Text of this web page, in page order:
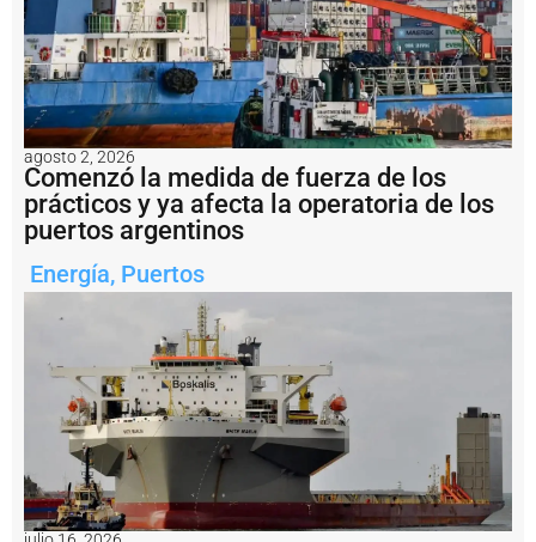
i
n
s
t
a
l
a
r
á
l
t
u
m
a
ri
n
agosto 2, 2026
Comenzó la medida de fuerza de los
prácticos y ya afecta la operatoria de los
puertos argentinos
Energía, Puertos